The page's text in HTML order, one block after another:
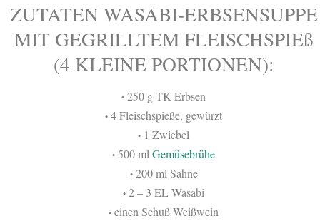
ZUTATEN WASABI-ERBSENSUPPE
MIT GEGRILLTEM FLEISCHSPIEß
(4 KLEINE PORTIONEN):
• 250 g TK-Erbsen
• 4 Fleischspieße, gewürzt
• 1 Zwiebel
• 500 mlGemüsebrühe
•200 ml Sahne
• 2 – 3 EL Wasabi
• einen Schuß Weißwein